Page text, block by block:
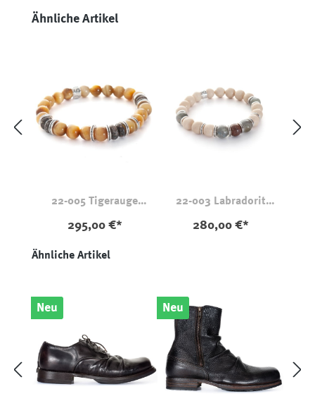
Produktgalerie überspringen
Ähnliche Artikel
22-005 Tigerauge
295,00 €*
22-003 Labradorit
280,00 €*
Produktgalerie überspringen
Ähnliche Artikel
Neu Neu